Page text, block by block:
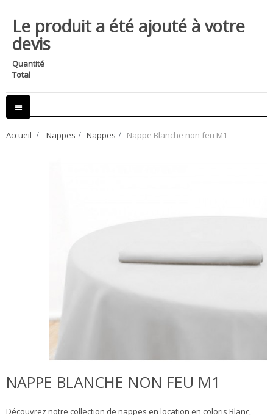
Le produit a été ajouté à votre
devis
Quantité
Total
Basculer
la
Accueil > Nappes > Nappes > Nappe Blanche non feu M1
NAPPE BLANCHE NON FEU M1
Découvrez notre collection de nappes en location en coloris Blanc,